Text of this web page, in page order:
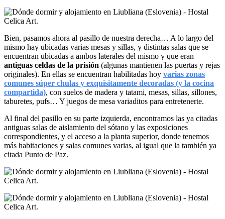
Bien, pasamos ahora al pasillo de nuestra derecha… A lo largo del
mismo hay ubicadas varias mesas y sillas, y distintas salas que se
encuentran ubicadas a ambos laterales del mismo y que eran
antiguas celdas de la prisión (algunas mantienen las puertas y rejas
originales). En ellas se encuentran habilitadas hoy varias zonas
comunes súper chulas y exquisitamente decoradas (y la cocina
compartida), con suelos de madera y tatami, mesas, sillas, sillones,
taburetes, pufs… Y juegos de mesa variaditos para entretenerte.
Al final del pasillo en su parte izquierda, encontramos las ya citadas
antiguas salas de aislamiento del sótano y las exposiciones
correspondientes, y el acceso a la planta superior, donde tenemos
más habitaciones y salas comunes varias, al igual que la también ya
citada Punto de Paz.